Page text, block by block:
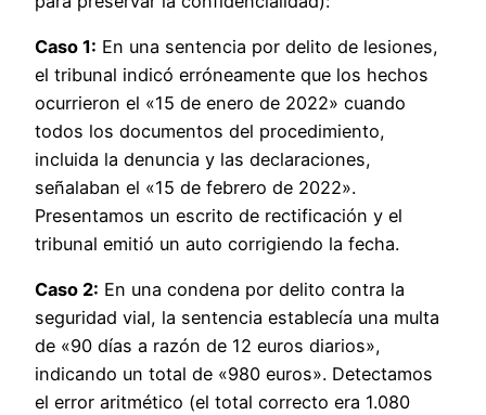
Caso 1: En una sentencia por delito de lesiones,
el tribunal indicó erróneamente que los hechos
ocurrieron el «15 de enero de 2022» cuando
todos los documentos del procedimiento,
incluida la denuncia y las declaraciones,
señalaban el «15 de febrero de 2022».
Presentamos un escrito de rectificación y el
tribunal emitió un auto corrigiendo la fecha.
Caso 2: En una condena por delito contra la
seguridad vial, la sentencia establecía una multa
de «90 días a razón de 12 euros diarios»,
indicando un total de «980 euros». Detectamos
el error aritmético (el total correcto era 1.080